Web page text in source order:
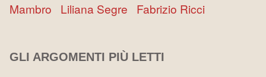
Mambro
Liliana Segre Fabrizio Ricci
GLI ARGOMENTI PIÙ LETTI